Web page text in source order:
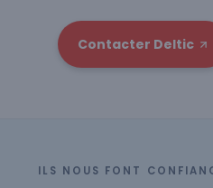
Contacter Deltic
ILS NOUS FONT